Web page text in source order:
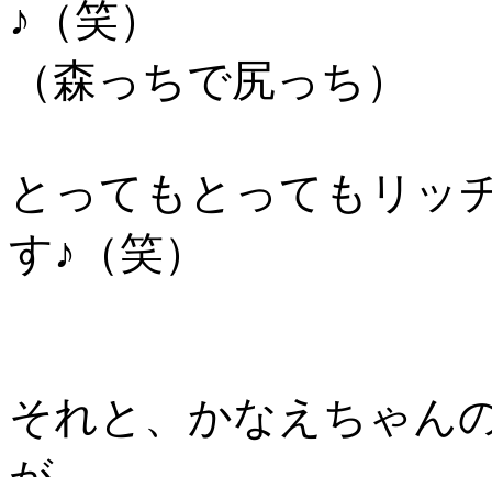
♪（笑）
（森っちで尻っち）
とってもとってもリッ
す♪（笑）
それと、かなえちゃん